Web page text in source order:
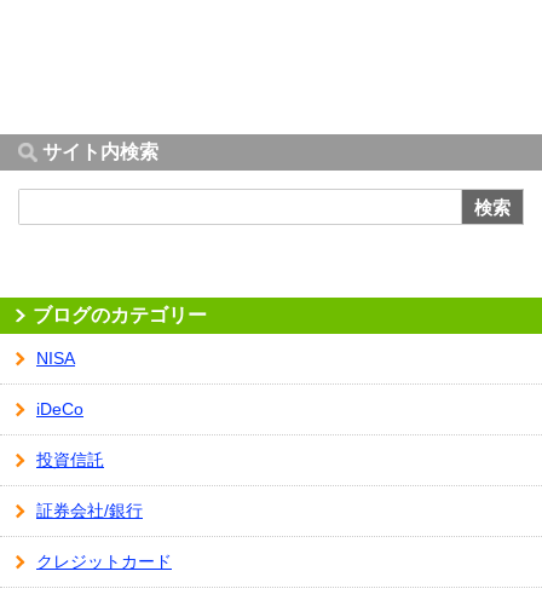
サイト内検索
検索
ブログのカテゴリー
NISA
iDeCo
投資信託
証券会社/銀行
クレジットカード